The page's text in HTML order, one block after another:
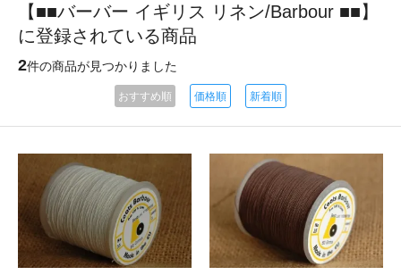
【■■バーバー イギリス リネン/Barbour ■■】
に登録されている商品
2件の商品が見つかりました
おすすめ順 価格順 新着順